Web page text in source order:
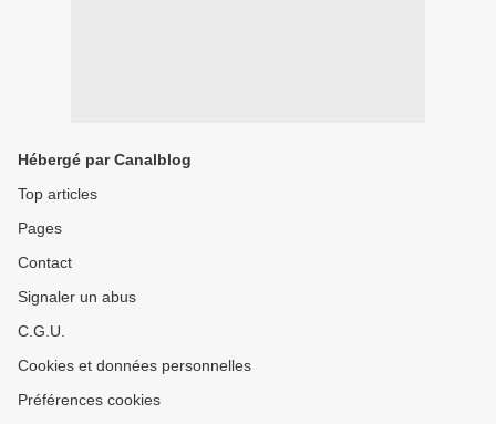
Hébergé par Canalblog
Top articles
Pages
Contact
Signaler un abus
C.G.U.
Cookies et données personnelles
Préférences cookies